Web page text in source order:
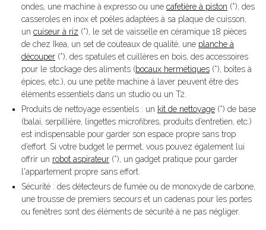
ondes, une machine à expresso ou une cafetière à piston (*), des
casseroles en inox et poêles adaptées à sa plaque de cuisson,
un cuiseur à riz (*), le set de vaisselle en céramique 18 pièces
de chez Ikea, un set de couteaux de qualité, une planche à
découper (*), des spatules et cuillères en bois, des accessoires
pour le stockage des aliments (bocaux hermétiques (*), boîtes à
épices, etc.), ou une petite machine à laver peuvent être des
éléments essentiels dans un studio ou un T2.
Produits de nettoyage essentiels : un kit de nettoyage (*) de base
(balai, serpillière, lingettes microfibres, produits d’entretien, etc.)
est indispensable pour garder son espace propre sans trop
d’effort. Si votre budget le permet, vous pouvez également lui
offrir un robot aspirateur (*), un gadget pratique pour garder
l'appartement propre sans effort.
Sécurité : des détecteurs de fumée ou de monoxyde de carbone,
une trousse de premiers secours et un cadenas pour les portes
ou fenêtres sont des éléments de sécurité à ne pas négliger.